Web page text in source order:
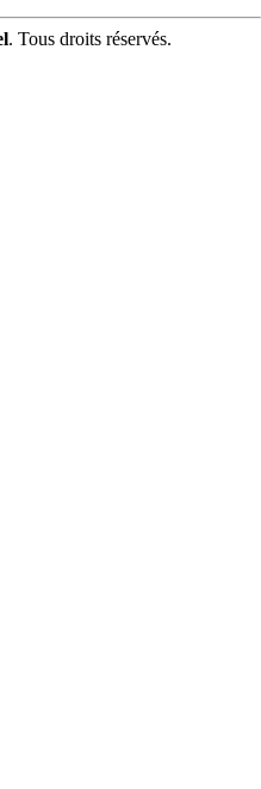
. Tous droits réservés.